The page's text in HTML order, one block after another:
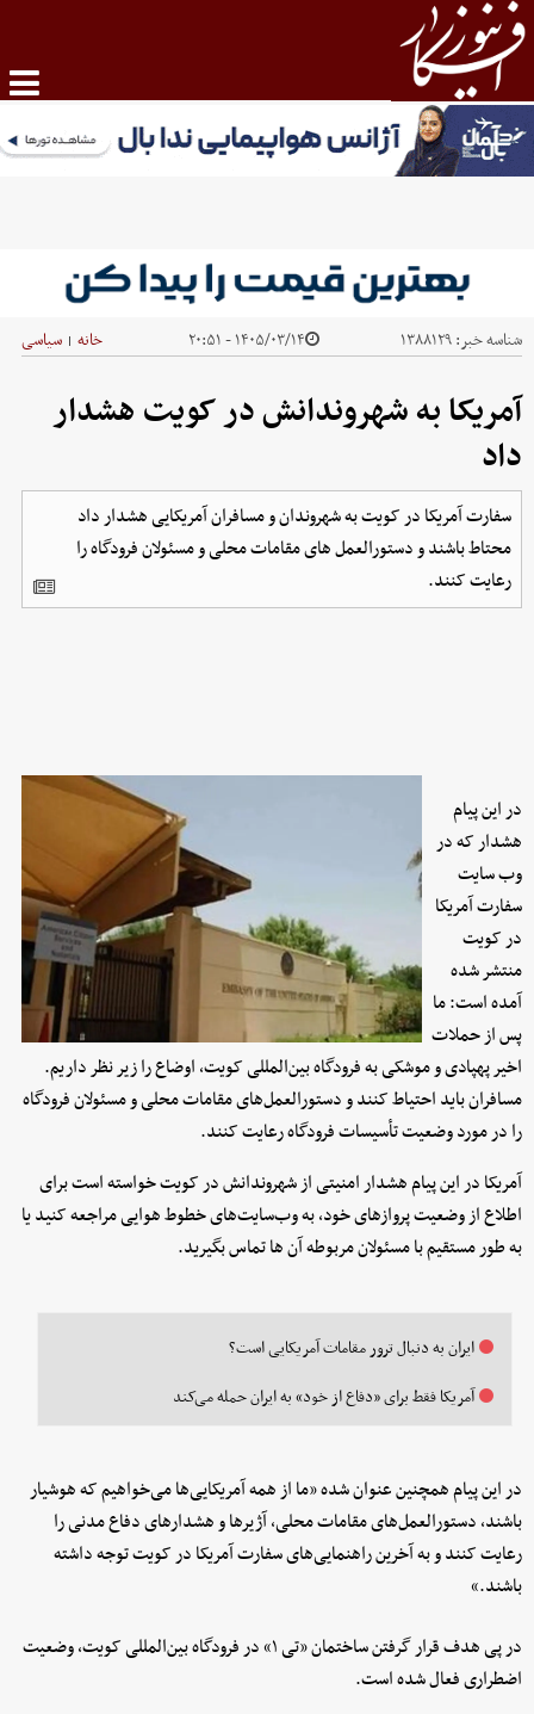
شناسه خبر:۱۳۸۸۱۲۹ ۱۴۰۵/۰۳/۱۴ - ۲۰:۵۱ خانه | سیاسی
آمریکا به شهروندانش در کویت هشدار
داد
سفارت آمریکا در کویت به شهروندان و مسافران آمریکایی هشدار داد
محتاط باشند و دستورالعمل های مقامات محلی و مسئولان فرودگاه را
رعایت کنند.
در این پیام
هشدار که در
وب سایت
سفارت آمریکا
در کویت
منتشر شده
آمده است: ما
پس از حملات
اخیر پهپادی و موشکی به فرودگاه بین‌المللی کویت، اوضاع را زیر نظر داریم.
مسافران باید احتیاط کنند و دستورالعمل‌های مقامات محلی و مسئولان فرودگاه
را در مورد وضعیت تأسیسات فرودگاه رعایت کنند.
آمریکا در این پیام هشدار امنیتی از شهروندانش در کویت خواسته است برای
اطلاع از وضعیت پروازهای خود، به وب‌سایت‌های خطوط هوایی مراجعه کنید یا
به طور مستقیم با مسئولان مربوطه آن ها تماس بگیرید.
ایران به دنبال ترور مقامات آمریکایی است؟
آمریکا فقط برای «دفاع از خود» به ایران حمله می‌کند
در این پیام همچنین عنوان شده «ما از همه آمریکایی‌ها می‌خواهیم که هوشیار
باشند، دستورالعمل‌های مقامات محلی، آژیرها و هشدارهای دفاع مدنی را
رعایت کنند و به آخرین راهنمایی‌های سفارت آمریکا در کویت توجه داشته
باشند.»
در پی هدف قرار گرفتن ساختمان «تی ۱» در فرودگاه بین‌المللی کویت، وضعیت
اضطراری فعال شده است.